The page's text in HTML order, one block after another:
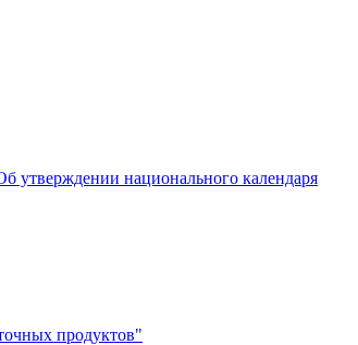
утверждении национального календаря
продуктов"